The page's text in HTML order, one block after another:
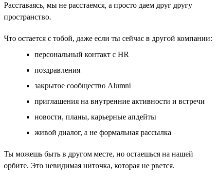
Расставаясь, мы не расстаемся, а просто даем друг другу
пространство.
Что остается с тобой, даже если ты сейчас в другой компании:
персональный контакт с HR
поздравления
закрытое сообщество Alumni
приглашения на внутренние активности и встречи
новости, планы, карьерные апдейты
живой диалог, а не формальная рассылка
Ты можешь быть в другом месте, но остаешься на нашей
орбите. Это невидимая ниточка, которая не рвется.